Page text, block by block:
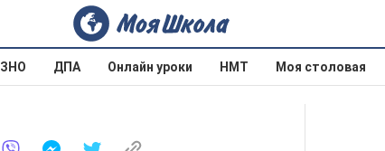
ЗНО ДПА Онлайн уроки НМТ Моя столовая